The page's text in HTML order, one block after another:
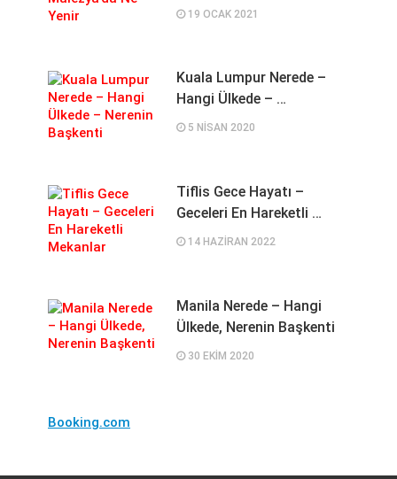
19 OCAK 2021
Kuala Lumpur Nerede –
Hangi Ülkede – …
5 NISAN 2020
Tiflis Gece Hayatı –
Geceleri En Hareketli …
14 HAZIRAN 2022
Manila Nerede – Hangi
Ülkede, Nerenin Başkenti
30 EKIM 2020
Booking.com